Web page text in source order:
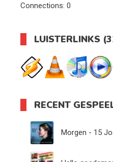
Connections: 0
LUISTERLINKS
RECENT
Morgen - 15